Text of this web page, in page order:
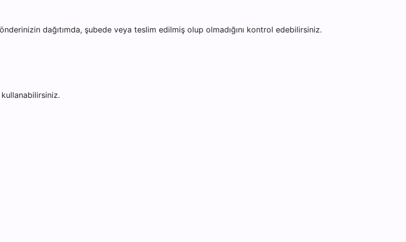
dağıtımda, şubede veya teslim edilmiş olup olmadığını kontrol edebilirsiniz.
kullanabilirsiniz.